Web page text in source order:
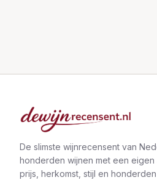
De slimste wijnrecensent van
honderden wijnen met een eigen
prijs, herkomst, stijl en